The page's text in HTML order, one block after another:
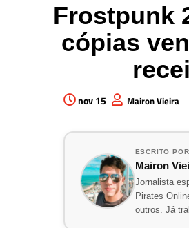
Frostpunk
cópias
nov 15 Mairon Vieira
ESCRITO POR
Mairon
Jornalista
Pirates
outros. Já